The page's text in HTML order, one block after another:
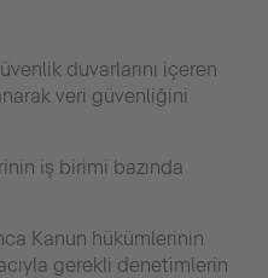
duvarlarını içeren
veri güvenliğini
iş birimi bazında
Kanun hükümlerinin
gerekli denetimlerin